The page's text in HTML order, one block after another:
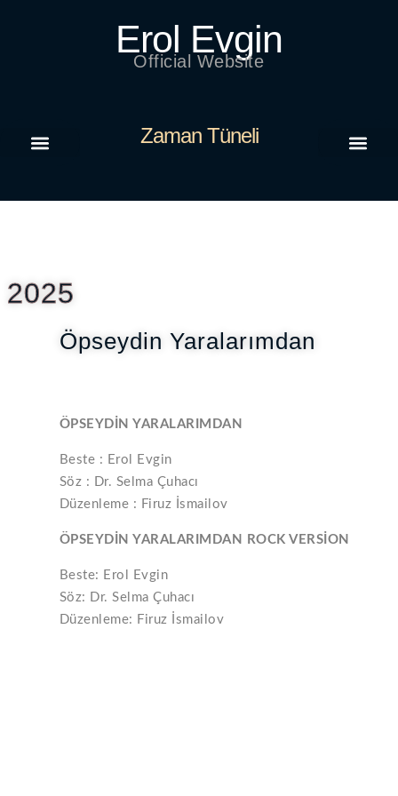
Erol Evgin
Official Website
Zaman Tüneli
2025
Öpseydin Yaralarımdan
ÖPSEYDİN YARALARIMDAN
Beste : Erol Evgin
Söz : Dr. Selma Çuhacı
Düzenleme : Firuz İsmailov
ÖPSEYDİN YARALARIMDAN ROCK VERSİON
Beste: Erol Evgin
Söz: Dr. Selma Çuhacı
Düzenleme: Firuz İsmailov